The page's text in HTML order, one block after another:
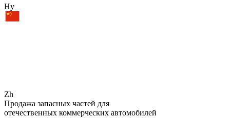
Hy
Zh
Продажа запасных частей для
отечественных коммерческих автомобилей